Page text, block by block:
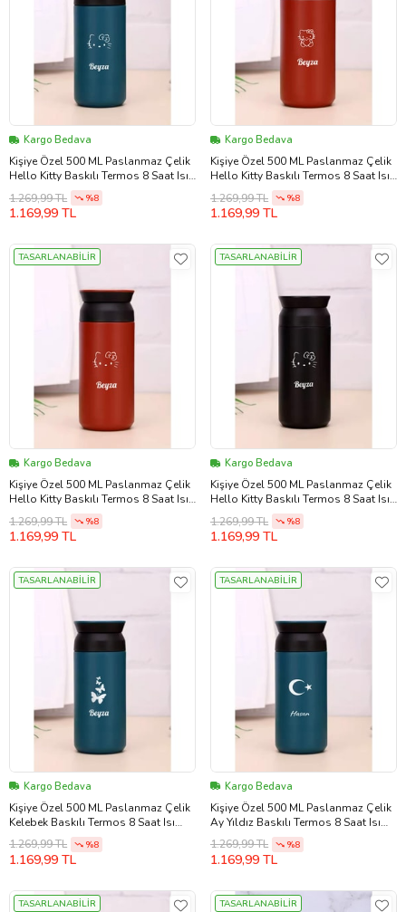
Kargo Bedava
Kişiye Özel 500 ML Paslanmaz Çelik
Hello Kitty Baskılı Termos 8 Saat Isı
Koruma Kahve ve Çay Termosu
(Mavi)
1.269,99 TL %8
1.169,99 TL
Kargo Bedava
Kişiye Özel 500 ML Paslanmaz Çelik
Hello Kitty Baskılı Termos 8 Saat Isı
Koruma Kahve ve Çay Termosu
(Kırmızı)
1.269,99 TL %8
1.169,99 TL
TASARLANABİLİR
Kargo Bedava
Kişiye Özel 500 ML Paslanmaz Çelik
Hello Kitty Baskılı Termos 8 Saat Isı
(Kırmızı)
1.269,99 TL %8
1.169,99 TL
TASARLANABİLİR
Kargo Bedava
Kişiye Özel 500 ML Paslanmaz Çelik
Hello Kitty Baskılı Termos 8 Saat Isı
(Siyah)
1.269,99 TL %8
1.169,99 TL
TASARLANABİLİR
Kargo Bedava
Kişiye Özel 500 ML Paslanmaz Çelik
Kelebek Baskılı Termos 8 Saat Isı
Koruma Kahve ve Çay Termosu
(Mavi)
1.269,99 TL %8
1.169,99 TL
TASARLANABİLİR
Kargo Bedava
Kişiye Özel 500 ML Paslanmaz Çelik
Ay Yıldız Baskılı Termos 8 Saat Isı
Koruma Kahve ve Çay Termosu
(Mavi)
1.269,99 TL %8
1.169,99 TL
TASARLANABİLİR TASARLANABİLİR